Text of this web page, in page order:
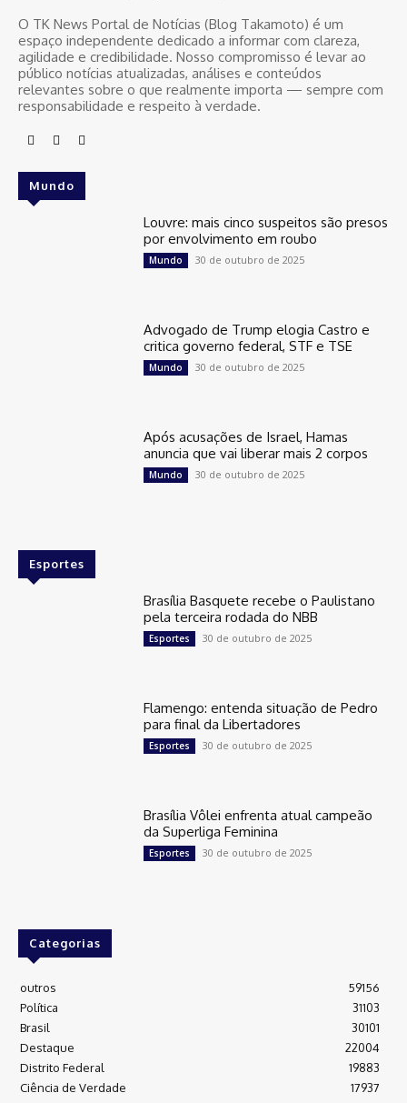
O TK News Portal de Notícias (Blog Takamoto) é um
espaço independente dedicado a informar com clareza,
agilidade e credibilidade. Nosso compromisso é levar ao
público notícias atualizadas, análises e conteúdos
relevantes sobre o que realmente importa — sempre com
responsabilidade e respeito à verdade.
Mundo
Louvre: mais cinco suspeitos são presos
por envolvimento em roubo
Mundo 30 de outubro de 2025
Advogado de Trump elogia Castro e
critica governo federal, STF e TSE
Mundo 30 de outubro de 2025
Após acusações de Israel, Hamas
anuncia que vai liberar mais 2 corpos
Mundo 30 de outubro de 2025
Esportes
Brasília Basquete recebe o Paulistano
pela terceira rodada do NBB
Esportes 30 de outubro de 2025
Flamengo: entenda situação de Pedro
para final da Libertadores
Esportes 30 de outubro de 2025
Brasília Vôlei enfrenta atual campeão
da Superliga Feminina
Esportes 30 de outubro de 2025
Categorias
outros
59156
Política
31103
Brasil
30101
Destaque
22004
Distrito Federal
19883
Ciência de Verdade
17937